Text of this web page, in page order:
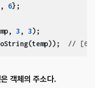
, 6};
3 , 3);
// [6,
객체의 주소다.